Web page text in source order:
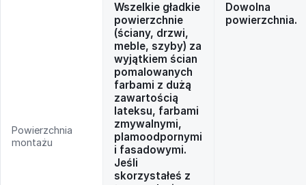
Powierzchnia
montażu
Wszelkie gładkie
powierzchnie
(ściany, drzwi,
meble, szyby) za
wyjątkiem ścian
pomalowanych
farbami z dużą
zawartością
lateksu, farbami
zmywalnymi,
plamoodpornymi
i fasadowymi.
Jeśli
skorzystałeś z
Dowolna
powierzchnia.